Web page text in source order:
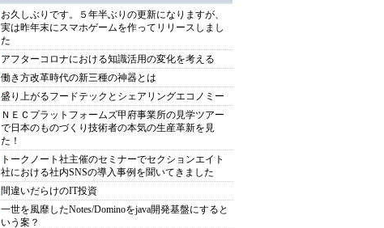
お久しぶりです。５年半ぶりの更新になりますが、
実は昨年末にスマホゲームを作ってリリースしまし
た
アフターコロナにおける知識活用の変化を考える
働き方改革時代の新三種の神器とは
盛り上がるフードテックとシェアリングエコノミー
ＮＥＣプラットフォームズ甲府事業所の見学ツアー
で日本のものづくり技術者の本気の生産革新を見
た！
トークノート社主催のセミナーでセクションエイト
社における社内SNSの導入事例を聞いてきました
間違いだらけのIT投資
一世を風靡したNotes/Dominoをjava開発基盤にすると
いう案？